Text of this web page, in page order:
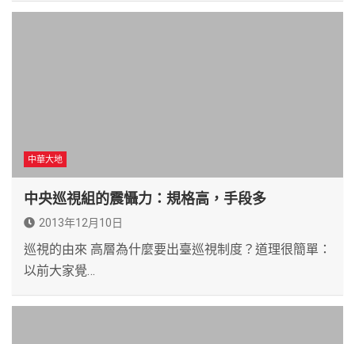
中華大地
中央巡視組的震懾力：規格高，手段多
2013年12月10日
巡視的由來 高層為什麼要出臺巡視制度？道理很簡單：
以前大家覺…